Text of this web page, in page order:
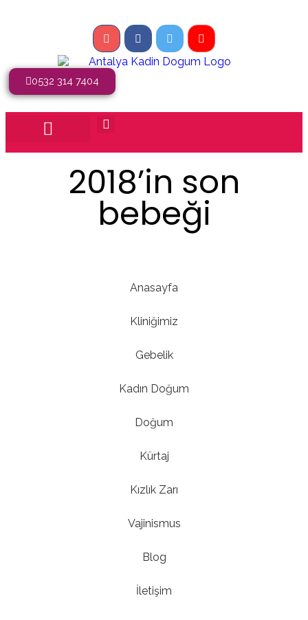
0532 314 7404
2018’in son
bebeği
Anasayfa
Kliniğimiz
Gebelik
Kadın Doğum
Doğum
Kürtaj
Kızlık Zarı
Vajinismus
Blog
İletişim